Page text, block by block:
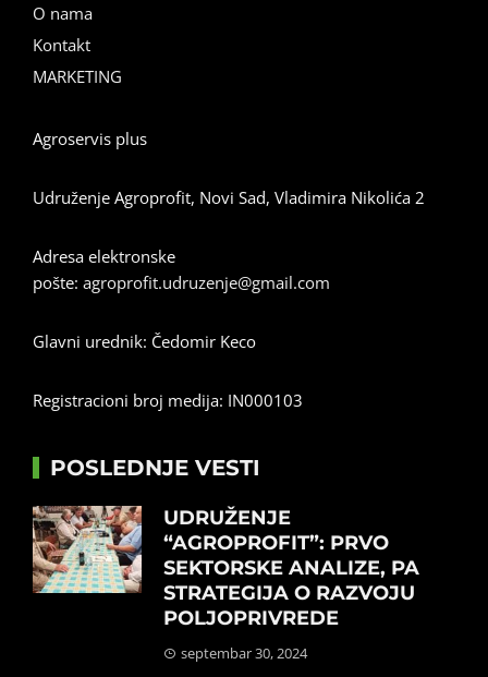
O nama
Kontakt
MARKETING
Agroservis plus
Udruženje Agroprofit, Novi Sad, Vladimira Nikolića 2
Adresa elektronske
pošte: agroprofit.udruzenje@gmail.com
Glavni urednik: Čedomir Keco
Registracioni broj medija: IN000103
POSLEDNJE VESTI
UDRUŽENJE
“AGROPROFIT”: PRVO
SEKTORSKE ANALIZE, PA
STRATEGIJA O RAZVOJU
POLJOPRIVREDE
septembar 30, 2024